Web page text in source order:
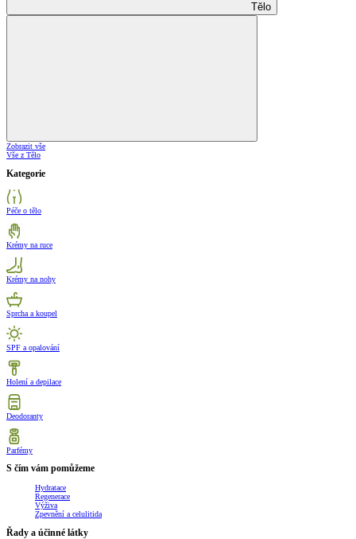
Tělo
Zobrazit vše
Vše z Tělo
Kategorie
Péče o tělo
Krémy na ruce
Krémy na nohy
Sprcha a koupel
SPF a opalování
Holení a depilace
Deodoranty
Parfémy
S čím vám pomůžeme
Hydratace
Regenerace
Výživa
Zpevnění a celulitida
Řady a účinné látky